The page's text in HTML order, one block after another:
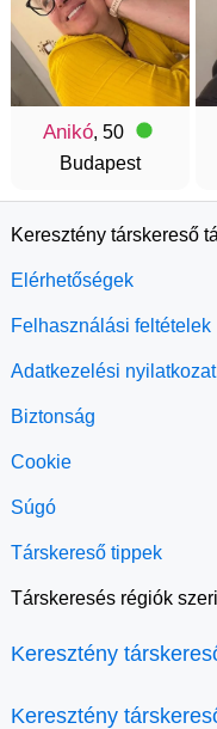
Anikó, 50
Budapest
Keresztény társkereső
Elérhetőségek
Felhasználási feltételek
Adatkezelési nyilatkozat
Biztonság
Cookie
Súgó
Társkereső tippek
Társkeresés régiók
Keresztény
Keresztény